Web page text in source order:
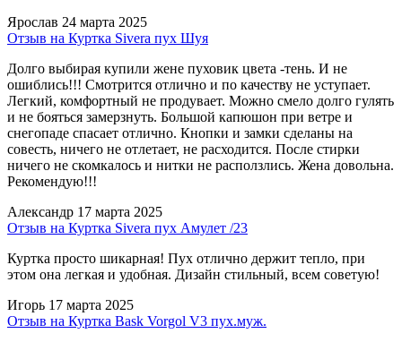
Ярослав 24 марта 2025
Отзыв на Куртка Sivera пух Шуя
Долго выбирая купили жене пуховик цвета -тень. И не
ошиблись!!! Смотрится отлично и по качеству не уступает.
Легкий, комфортный не продувает. Можно смело долго гулять
и не бояться замерзнуть. Большой капюшон при ветре и
снегопаде спасает отлично. Кнопки и замки сделаны на
совесть, ничего не отлетает, не расходится. После стирки
ничего не скомкалось и нитки не расползлись. Жена довольна.
Рекомендую!!!
Александр 17 марта 2025
Отзыв на Куртка Sivera пух Амулет /23
Куртка просто шикарная! Пух отлично держит тепло, при
этом она легкая и удобная. Дизайн стильный, всем советую!
Игорь 17 марта 2025
Отзыв на Куртка Bask Vorgol V3 пух.муж.